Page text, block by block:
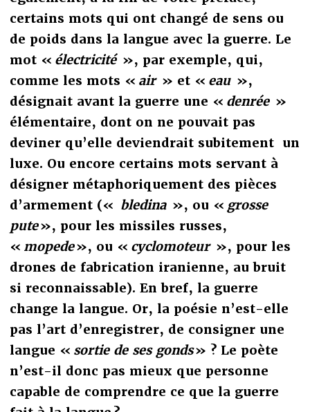
certains mots qui ont changé de sens ou
de poids dans la langue avec la guerre. Le
mot « électricité », par exemple, qui,
comme les mots « air » et « eau »,
désignait avant la guerre une « denrée »
élémentaire, dont on ne pouvait pas
deviner qu’elle deviendrait subitement un
luxe. Ou encore certains mots servant à
désigner métaphoriquement des pièces
d’armement (« bledina », ou « grosse
pute», pour les missiles russes,
« mopede», ou « cyclomoteur », pour les
drones de fabrication iranienne, au bruit
si reconnaissable). En bref, la guerre
change la langue. Or, la poésie n’est-elle
pas l’art d’enregistrer, de consigner une
langue « sortie de ses gonds» ? Le poète
n’est-il donc pas mieux que personne
capable de comprendre ce que la guerre